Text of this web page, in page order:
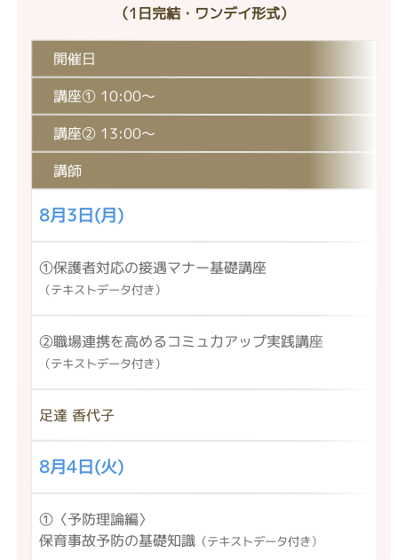
（1日完結・ワンデイ形式）
開催日
講座① 10:00〜
講座② 13:00〜
講師
8月3日(月)
①保護者対応の接遇マナー基礎講座
（テキストデータ付き）
②職場連携を高めるコミュ力アップ実践講座
（テキストデータ付き）
足達 香代子
8月4日(火)
①〈予防理論編〉
保育事故予防の基礎知識 （テキストデータ付き）